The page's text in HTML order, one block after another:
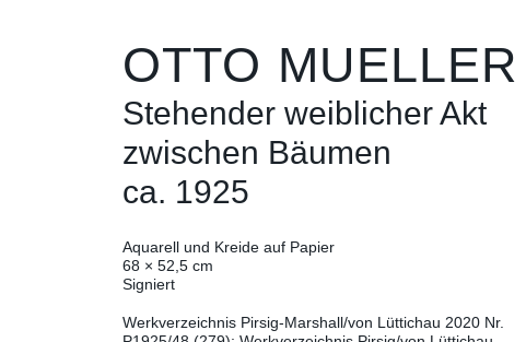
OTTO MUELLER
Stehender weiblicher Akt
zwischen Bäumen
ca. 1925
Aquarell und Kreide auf Papier
68 × 52,5 cm
Signiert
Werkverzeichnis Pirsig-Marshall/von Lüttichau 2020 Nr.